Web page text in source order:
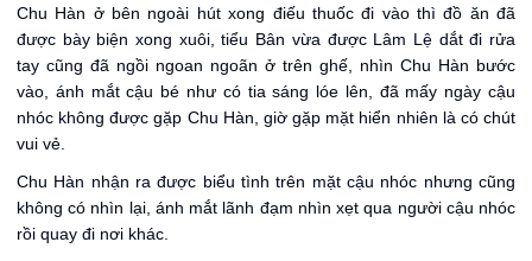
Chu Hàn ở bên ngoài hút xong điếu thuốc đi vào thì đồ ăn đã
được bày biện xong xuôi, tiểu Bân vừa được Lâm Lệ dắt đi rửa
tay cũng đã ngồi ngoan ngoãn ở trên ghế, nhìn Chu Hàn bước
vào, ánh mắt cậu bé như có tia sáng lóe lên, đã mấy ngày cậu
nhóc không được gặp Chu Hàn, giờ gặp mặt hiển nhiên là có chút
vui vẻ.
Chu Hàn nhận ra được biểu tình trên mặt cậu nhóc nhưng cũng
không có nhìn lại, ánh mắt lãnh đạm nhìn xẹt qua người cậu nhóc
rồi quay đi nơi khác.